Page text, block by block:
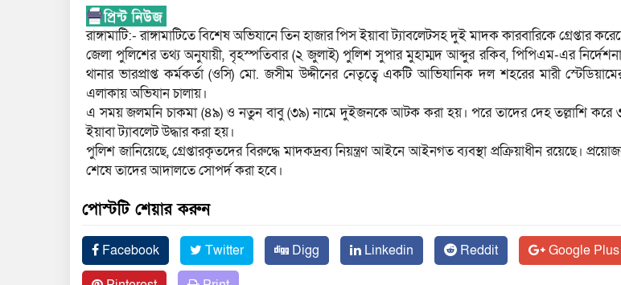
রাঙ্গামাটি:- রাঙ্গামাটিতে বিশেষ অভিযানে তিন হাজার পিস ইয়াবা ট্যাবলেটসহ দুই মাদক কারবারিকে গ্রেপ্তার
জেলা পুলিশের তথ্য অনুযায়ী, বৃহস্পতিবার (২ জুলাই) পুলিশ সুপার মুহাম্মদ আব্দুর রকিব, পিপিএম-এর
থানার ভারপ্রাপ্ত কর্মকর্তা (ওসি) মো. জসীম উদ্দীনের নেতৃত্বে একটি আভিযানিক দল শহরের মারী
এলাকায় অভিযান চালায়।
এ সময় জলমনি চাকমা (৪৯) ও নতুন বাবু (৩৯) নামে দুইজনকে আটক করা হয়। পরে তাদের দেহ তল্লাশি করে
ইয়াবা ট্যাবলেট উদ্ধার করা হয়।
পুলিশ জানিয়েছে, গ্রেপ্তারকৃতদের বিরুদ্ধে মাদকদ্রব্য নিয়ন্ত্রণ আইনে আইনগত ব্যবস্থা প্রক্রিয়াধীন রয়েছে।
শেষে তাদের আদালতে সোপর্দ করা হবে।
পোস্টটি শেয়ার করুন
Facebook Twitter Digg Linkedin Reddit
Google Plus